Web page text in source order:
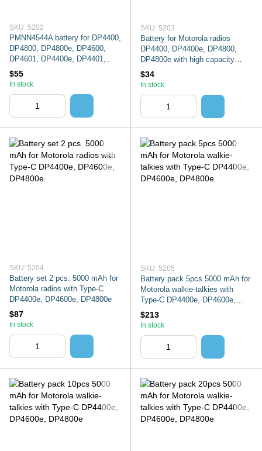
SKU: 5202
PMNN4544A battery for DP4400,
DP4800, DP4800e, DP4600,
DP4601, DP4400e, DP4401,
DP4801e
$55
In stock
SKU: 5203
Battery for Motorola radios
DP4400, DP4400e, DP4800,
DP4800e with high capacity
3000mAh
$34
In stock
SKU: 5204
Battery set 2 pcs. 5000 mAh for
Motorola radios with Type-C
DP4400e, DP4600e, DP4800e
$87
In stock
SKU: 5205
Battery pack 5pcs 5000 mAh for
Motorola walkie-talkies with
Type-C DP4400e, DP4600e,
DP4800e
$213
In stock